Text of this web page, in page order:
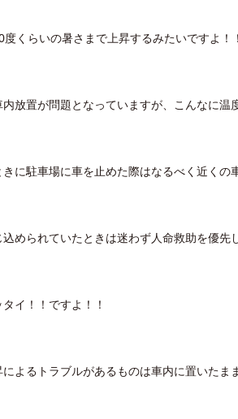
くらいの暑さまで上昇するみたいですよ！
放置が問題となっていますが、こんなに温
に駐車場に車を止めた際はなるべく近くの
められていたときは迷わず人命救助を優先
イ！！ですよ！！
よるトラブルがあるものは車内に置いたま